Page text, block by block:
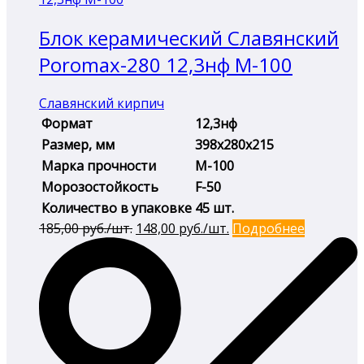
Блок керамический Славянский
Poromax-280 12,3нф М-100
Славянский кирпич
Формат
12,3нф
Размер, мм
398х280х215
Марка прочности
М-100
Морозостойкость
F-50
Количество в упаковке 45 шт.
185,00руб./шт. Первоначальная
цена
составляла
185,00 руб./
шт..
148,00 руб./шт. Текущая
Подробнее